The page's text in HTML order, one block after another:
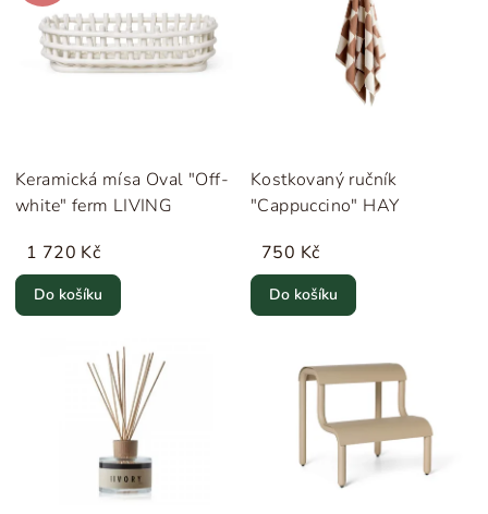
Keramická mísa Oval "Off-
white" ferm LIVING
1 720 Kč
Do košíku
Kostkovaný ručník
"Cappuccino" HAY
750 Kč
Do košíku